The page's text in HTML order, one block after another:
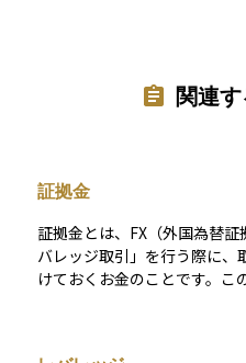
関連
証拠金
証拠金とは、FX（外国為替
バレッジ取引」を行う際に
けておくお金のことです。こ